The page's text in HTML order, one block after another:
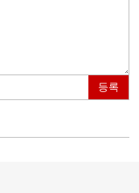
등록